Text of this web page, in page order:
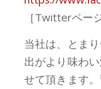
［Twitterページ
当社は、とま
出がより味わ
せて頂きます